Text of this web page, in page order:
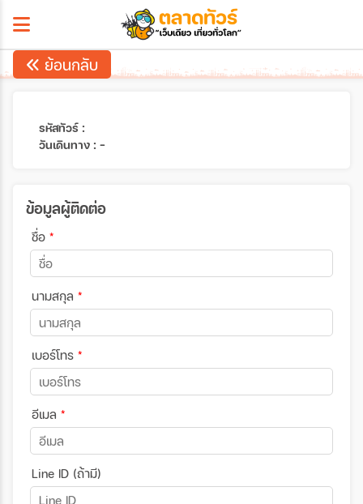
ย้อนกลับ
รหัสทัวร์ :
วันเดินทาง : -
ข้อมูลผู้ติดต่อ
ชื่อ *
นามสกุล *
เบอร์โทร *
อีเมล *
Line ID (ถ้ามี)